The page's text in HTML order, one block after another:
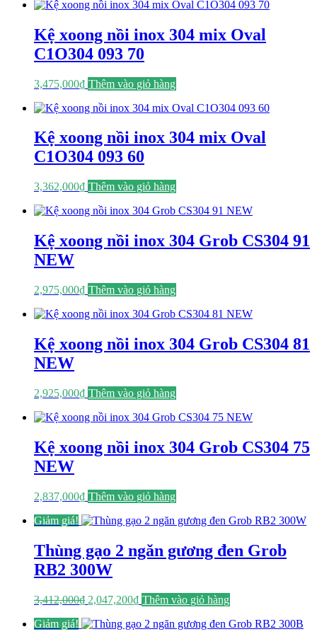
Kệ xoong nồi inox 304 mix Oval
C1O304 093 70
3,475,000₫ Thêm vào giỏ hàng
Kệ xoong nồi inox 304 mix Oval
C1O304 093 60
3,362,000₫ Thêm vào giỏ hàng
Kệ xoong nồi inox 304 Grob CS304 91
NEW
2,975,000₫ Thêm vào giỏ hàng
Kệ xoong nồi inox 304 Grob CS304 81
NEW
2,925,000₫ Thêm vào giỏ hàng
Kệ xoong nồi inox 304 Grob CS304 75
NEW
2,837,000₫ Thêm vào giỏ hàng
Giảm giá!
Thùng gạo 2 ngăn gương đen Grob
RB2 300W
3,412,000₫ Giá
là:
2,047,200₫Giá
tại
Thêm vào giỏ hàng
Giảm giá!